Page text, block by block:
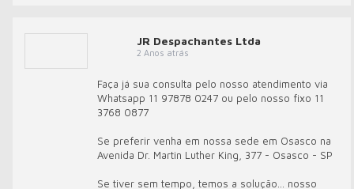
JR Despachantes Ltda
2 Anos atrás
Faça já sua consulta pelo nosso atendimento via
Whatsapp 11 97878 0247 ou pelo nosso fixo 11
3768 0877
Se preferir venha em nossa sede em Osasco na
Avenida Dr. Martin Luther King, 377 - Osasco - SP
Se tiver sem tempo, temos a solução... nosso